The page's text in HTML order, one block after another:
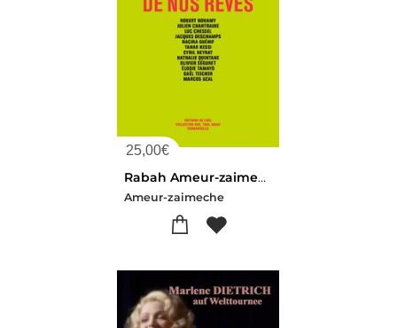
25,00€
Rabah Ameur-zaimeche - A La Beaute De Nos Reves
Ameur-zaimeche